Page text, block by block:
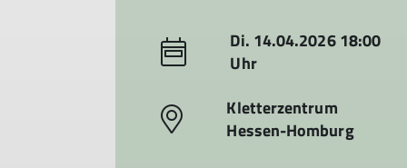
Di. 14.04.2026 18:00
Uhr
Kletterzentrum
Hessen-Homburg